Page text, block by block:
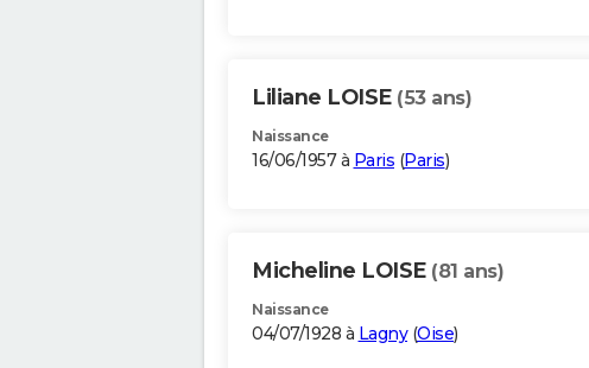
Liliane LOISE (53 ans)
Naissance
16/06/1957 à Paris (Paris)
Micheline LOISE (81 ans)
Naissance
04/07/1928 à Lagny(Oise)